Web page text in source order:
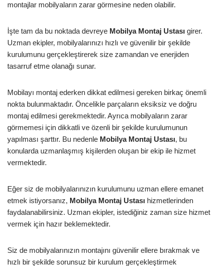
montajlar mobilyaların zarar görmesine neden olabilir.
İşte tam da bu noktada devreye Mobilya Montaj Ustası girer.
Uzman ekipler, mobilyalarınızı hızlı ve güvenilir bir şekilde
kurulumunu gerçekleştirerek size zamandan ve enerjiden
tasarruf etme olanağı sunar.
Mobilayı montaj ederken dikkat edilmesi gereken birkaç önemli
nokta bulunmaktadır. Öncelikle parçaların eksiksiz ve doğru
montaj edilmesi gerekmektedir. Ayrıca mobilyaların zarar
görmemesi için dikkatli ve özenli bir şekilde kurulumunun
yapılması şarttır. Bu nedenle Mobilya Montaj Ustası, bu
konularda uzmanlaşmış kişilerden oluşan bir ekip ile hizmet
vermektedir.
Eğer siz de mobilyalarınızın kurulumunu uzman ellere emanet
etmek istiyorsanız, Mobilya Montaj Ustası hizmetlerinden
faydalanabilirsiniz. Uzman ekipler, istediğiniz zaman size hizmet
vermek için hazır beklemektedir.
Siz de mobilyalarınızın montajını güvenilir ellere bırakmak ve
hızlı bir şekilde sorunsuz bir kurulum gerçekleştirmek